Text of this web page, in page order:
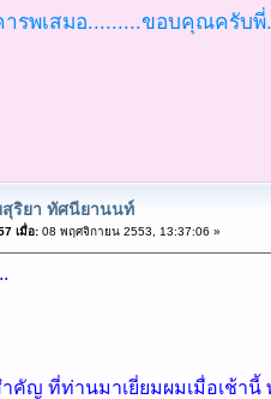
ารพเสมอ.........ขอบคุณครับพี่.
สุริยา ทัศนียานนท์
เมื่อ:08 พฤศจิกายน 2553, 13:37:06 »
คัญ ที่ท่านมาเยี่ยมผมเมื่อเช้า